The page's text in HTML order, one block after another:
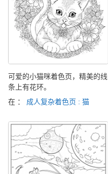
可爱的小猫咪着色页，精美的线
条上有花环。
在 ： 成人复杂着色页 : 猫